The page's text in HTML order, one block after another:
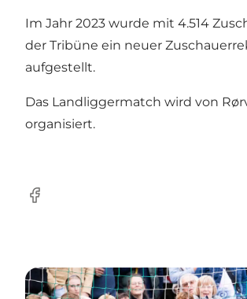
Im Jahr 2023 wurde mit 4.514
der Tribüne ein neuer
aufgestellt.
Das Landliggermatch wird von
organisiert.
Facebook